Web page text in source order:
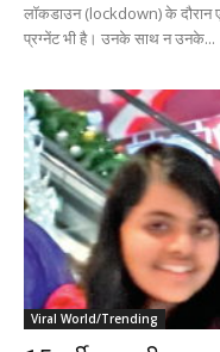
लॉकडाउन (lockdown) के दौरान
प्रग्नेंट भी है। उनके साथ न उनके...
Viral World/Trending